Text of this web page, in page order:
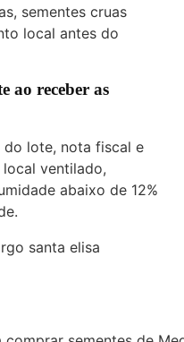
sementes cruas
local antes do
ao receber as
do lote, nota fiscal e
ventilado,
abaixo de 12%
santa elisa